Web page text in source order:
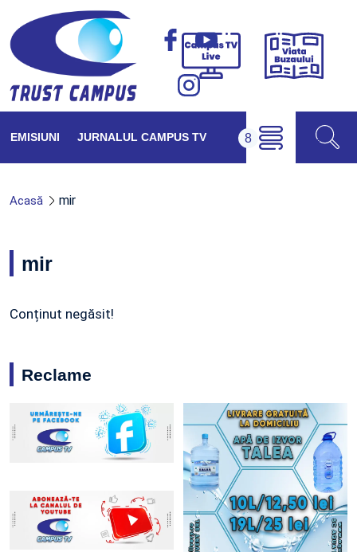
Campus
Viața
EMISIUNI JURNALUL CAMPUS TV
Acasă mir
mir
Conținut negăsit!
Reclame